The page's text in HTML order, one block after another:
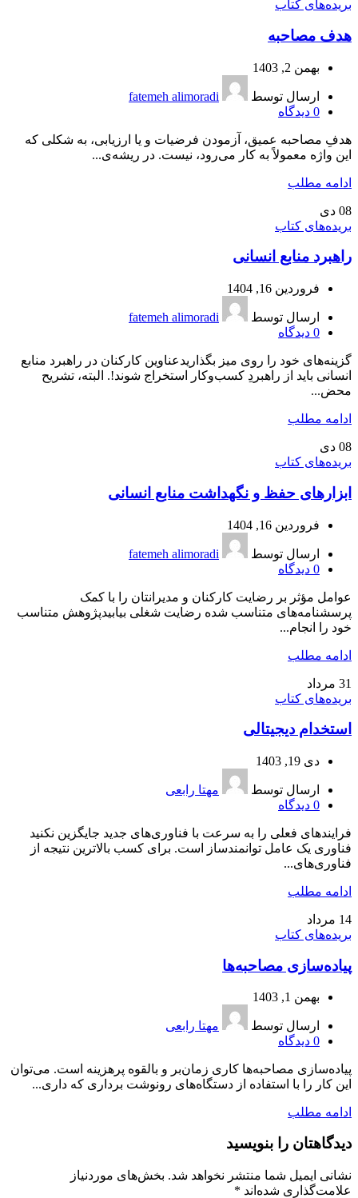
بریده‌های کتاب
هدف مصاحبه
بهمن 2, 1403
ارسال توسط
fatemeh alimoradi
0 دیدگاه
هدفِ مصاحبه‌ عمیق، آزمودن فرضیات و یا ارزیابی، به شکلی که
این واژه معمولاً به کار می‌رود، نیست. در ریشه‌ی...
ادامه مطلب
08 دی
بریده‌های کتاب
راهبرد منابع انسانی
فروردین 16, 1404
ارسال توسط
fatemeh alimoradi
0 دیدگاه
گزینه‌های خود را روی میز بگذاریدعناوین کارکنان در راهبرد منابع
انسانی باید از راهبردِ کسب‌وکار استخراج شوند!. البته، تشریح
محض...
ادامه مطلب
08 دی
بریده‌های کتاب
ابزارهای حفظ و نگهداشت منابع انسانی
فروردین 16, 1404
ارسال توسط
fatemeh alimoradi
0 دیدگاه
عوامل مؤثر بر رضایت کارکنان و مدیرانتان را با کمک
پرسشنامه‌های متناسب شده رضایت شغلی بیابیدپژوهش متناسب
خود را انجام...
ادامه مطلب
31 مرداد
بریده‌های کتاب
استخدام دیجیتالی
دی 19, 1403
ارسال توسط
مهتا رابعی
0 دیدگاه
فرایندهای فعلی را به سرعت با فناوری‌های جدید جایگزین نکنید
فناوری یک عامل توانمندساز است. برای کسب بالاترین نتیجه از
فناوری‌های...
ادامه مطلب
14 مرداد
بریده‌های کتاب
پیاده‌‌سازی مصاحبه‌‌ها
بهمن 1, 1403
ارسال توسط
مهتا رابعی
0 دیدگاه
پیاده‌سازی مصاحبه‌ها کاری زمان‌بر و بالقوه پرهزینه است. می‌توان
این کار را با استفاده از دستگاه‌های رونوشت برداری که داری...
ادامه مطلب
دیدگاهتان را بنویسید
نشانی ایمیل شما منتشر نخواهد شد. بخش‌های موردنیاز
علامت‌گذاری شده‌اند *